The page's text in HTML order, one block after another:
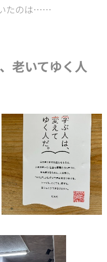
たのは……
老いてゆく人